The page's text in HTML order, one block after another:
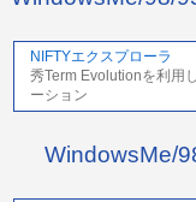
NIFTYエクスプローラ
秀Term Evolutionを利用
ーション
WindowsMe/